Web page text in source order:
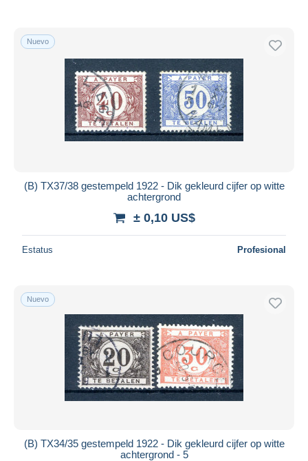
Nuevo
(B) TX37/38 gestempeld 1922 - Dik gekleurd cijfer op witte
achtergrond
± 0,10 US$
Estatus Profesional
Nuevo
(B) TX34/35 gestempeld 1922 - Dik gekleurd cijfer op witte
achtergrond - 5